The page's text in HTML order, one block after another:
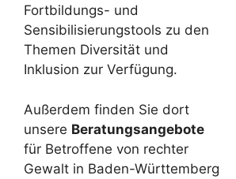
Fortbildungs- und
Sensibilisierungstools zu den
Themen Diversität und
Inklusion zur Verfügung.
Außerdem finden Sie dort
unsere Beratungsangebote
für Betroffene von rechter
Gewalt in Baden-Württemberg